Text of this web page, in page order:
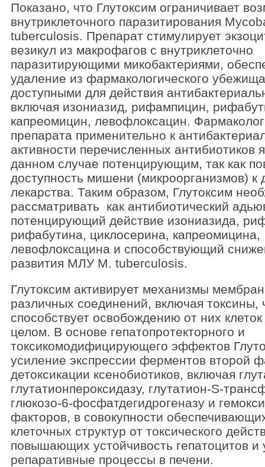
Показано, что Глутоксим ограничивает
внутриклеточного паразитирования
tuberculosis. Препарат стимулирует
везикул из макрофагов с внутриклеточно
паразитирующими микобактериями,
удаление из фармакологического
доступными для действия
включая изониазид, рифампицин,
капреомицин, левофлоксацин.
препарата применительно к
активности перечисленных антибиотиков
данном случае потенцирующим, так как
доступность мишени (микроорганизмов) к
лекарства. Таким образом, Глутоксим
рассматривать как антибиотический
потенцирующий действие изониазида,
рифабутина, циклосерина, капреомицина,
левофлоксацина и способствующий
развития МЛУ M. tuberculosis.
Глутоксим активирует механизмы
различных соединений, включая токсины,
способствует освобождению от них
целом. В основе гепатопротекторного и
токсикомодифицирующего эффектов
усиление экспрессии ферментов второй
детоксикации ксенобиотиков, включая
глутатионпероксидазу, глутатион-S-
глюкозо-6-фосфатдегидрогеназу и
факторов, в совокупности
клеточных структур от токсического
повышающих устойчивость гепатоцитов и
репаративные процессы в печени.